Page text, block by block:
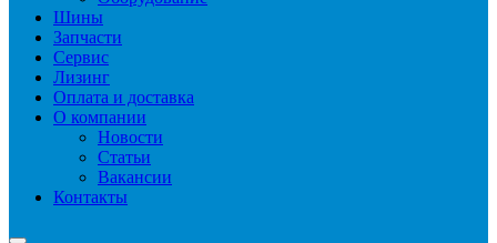
Шины
Запчасти
Сервис
Лизинг
Оплата и доставка
О компании
Новости
Статьи
Вакансии
Контакты